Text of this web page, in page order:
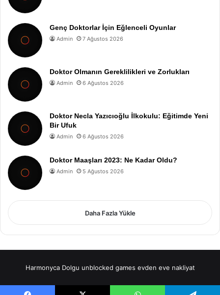
Genç Doktorlar İçin Eğlenceli Oyunlar
Admin 7 Ağustos 2026
Doktor Olmanın Gereklilikleri ve Zorlukları
Admin 6 Ağustos 2026
Doktor Necla Yazıcıoğlu İlkokulu: Eğitimde Yeni
Bir Ufuk
Admin 6 Ağustos 2026
Doktor Maaşları 2023: Ne Kadar Oldu?
Admin 5 Ağustos 2026
Daha Fazla Yükle
Harmonyca Dolgu unblocked games evden eve nakliyat